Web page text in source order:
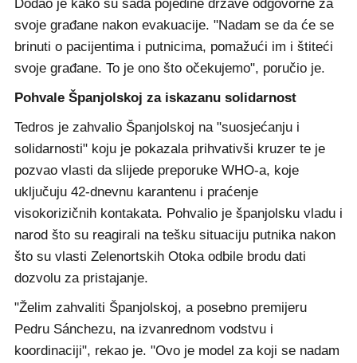
Dodao je kako su sada pojedine države odgovorne za
svoje građane nakon evakuacije. "Nadam se da će se
brinuti o pacijentima i putnicima, pomažući im i štiteći
svoje građane. To je ono što očekujemo", poručio je.
Pohvale Španjolskoj za iskazanu solidarnost
Tedros je zahvalio Španjolskoj na "suosjećanju i
solidarnosti" koju je pokazala prihvativši kruzer te je
pozvao vlasti da slijede preporuke WHO-a, koje
uključuju 42-dnevnu karantenu i praćenje
visokorizičnih kontakata. Pohvalio je španjolsku vladu i
narod što su reagirali na tešku situaciju putnika nakon
što su vlasti Zelenortskih Otoka odbile brodu dati
dozvolu za pristajanje.
"Želim zahvaliti Španjolskoj, a posebno premijeru
Pedru Sánchezu, na izvanrednom vodstvu i
koordinaciji", rekao je. "Ovo je model za koji se nadam